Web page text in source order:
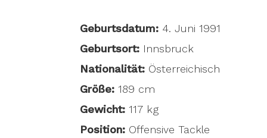
Geburtsdatum: 4. Juni 1991
Geburtsort: Innsbruck
Nationalität: Österreichisch
Größe: 189 cm
Gewicht: 117 kg
Position: Offensive Tackle